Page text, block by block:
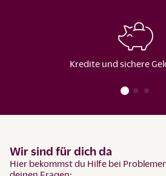
Kredite und sichere
Wir sind für dich da
Hier bekommst du Hilfe bei
deinen Fragen: